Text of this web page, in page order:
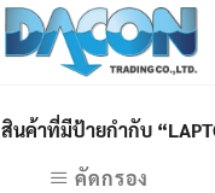
สินค้าที่มีป้ายกำกับ
คัดกรอง